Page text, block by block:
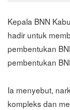
Kepala BNN
hadir untuk
pembentukan
pembentukan
Ia menyebut,
kompleks dan